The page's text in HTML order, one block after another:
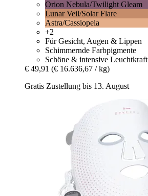
Orion Nebula/Twilight Gleam
Lunar Veil/Solar Flare
Astra/Cassiopeia
+2
Für Gesicht, Augen & Lippen
Schimmernde Farbpigmente
Schöne & intensive Leuchtkraft
€ 49,91 (€ 16.636,67 / kg)
Gratis Zustellung bis 13. August